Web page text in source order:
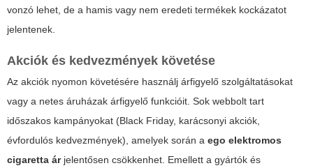
vonzó lehet, de a hamis vagy nem eredeti termékek kockázatot
jelentenek.
Akciók és kedvezmények követése
Az akciók nyomon követésére használj árfigyelő szolgáltatásokat
vagy a netes áruházak árfigyelő funkcióit. Sok webbolt tart
időszakos kampányokat (Black Friday, karácsonyi akciók,
évfordulós kedvezmények), amelyek során a ego elektromos
cigaretta árjelentősen csökkenhet. Emellett a gyártók és